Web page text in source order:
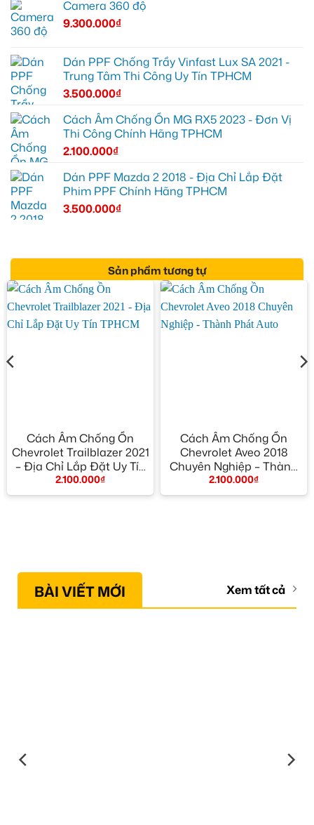
Camera 360 độ
9.300.000₫
Dán PPF Chống Trầy Vinfast Lux SA 2021 -
Trung Tâm Thi Công Uy Tín TPHCM
3.500.000₫
Cách Âm Chống Ồn MG RX5 2023 - Đơn Vị
Thi Công Chính Hãng TPHCM
2.100.000₫
Dán PPF Mazda 2 2018 - Địa Chỉ Lắp Đặt
Phim PPF Chính Hãng TPHCM
3.500.000₫
Sản phẩm tương tự
Cách Âm Chống Ồn
Chevrolet Trailblazer 2021
– Địa Chỉ Lắp Đặt Uy Tín
TPHCM
2.100.000₫
Cách Âm Chống Ồn
Chevrolet Aveo 2018
Chuyên Nghiệp – Thành
Phát Auto
2.100.000₫
BÀI VIẾT MỚI Xem tất cả